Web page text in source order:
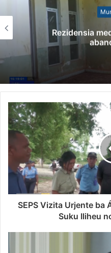
Rezidensia
SEPS Vizita Urjente ba
Suku Iliheu